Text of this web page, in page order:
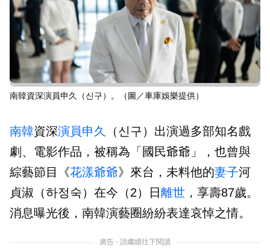
南韓資深演員申久（신구）。（圖／車庫娛樂提供）
南韓資深演員申久
（신구）出演過多部知名戲
劇、電影作品，被稱為「國民爺爺」，也曾與
綜藝節目《花漾爺爺》來台，未料他的妻子河
貞淑（하정숙）在今（2）日 離世 ，享壽87歲。
消息曝光後，南韓演藝圈紛紛表達哀悼之情。
廣告 - 請繼續往下閱讀